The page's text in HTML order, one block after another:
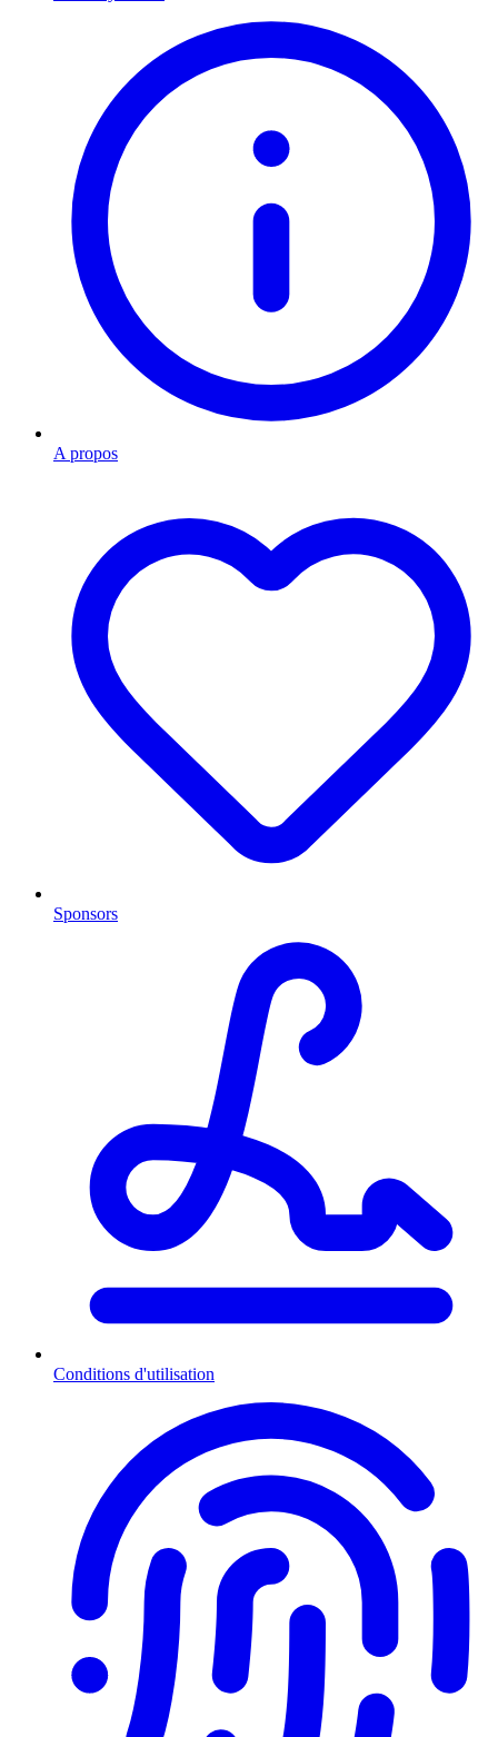
A propos
Sponsors
Conditions d'utilisation